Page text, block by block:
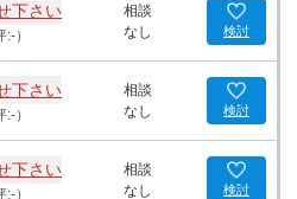
下さい
:-）
相談
なし
検討
下さい
:-）
相談
なし
検討
下さい
:-）
相談
なし
検討